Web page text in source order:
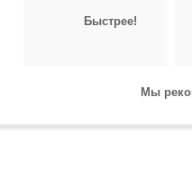
Быстрее!
Мы